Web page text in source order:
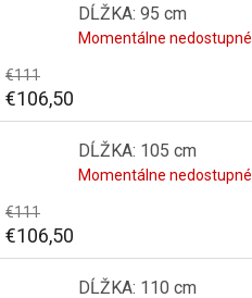
DĹŽKA: 95 cm
Momentálne nedostupné
€111
€106,50
DĹŽKA: 105 cm
Momentálne nedostupné
€111
€106,50
DĹŽKA: 110 cm